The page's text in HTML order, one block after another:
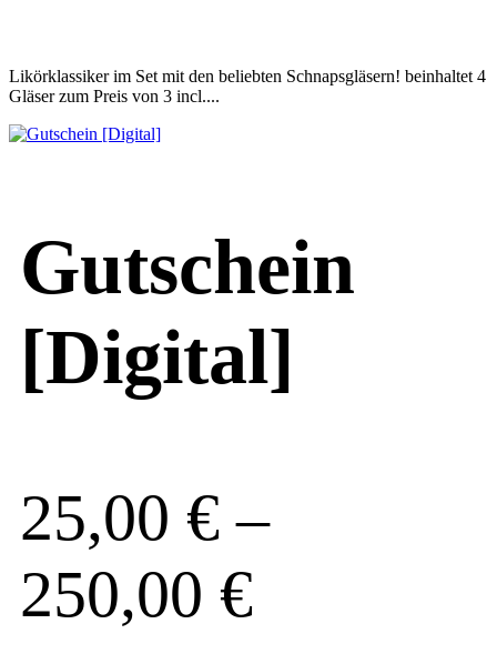
Likörklassiker im Set mit den beliebten Schnapsgläsern! beinhaltet 4
Gläser zum Preis von 3 incl....
Gutschein
[Digital]
25,00 € –
250,00 €